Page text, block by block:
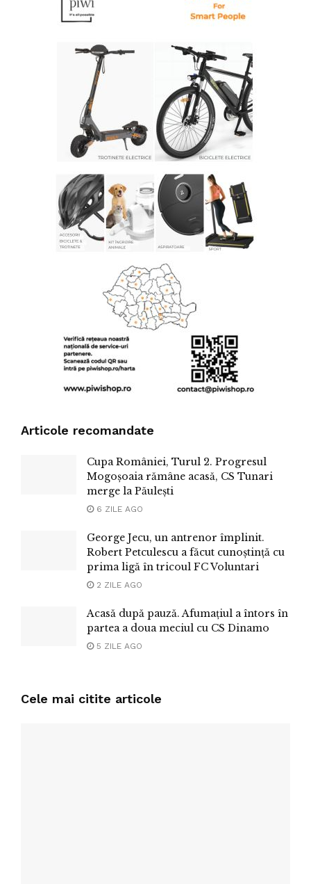
Articole recomandate
Cupa României, Turul 2. Progresul
Mogoșoaia rămâne acasă, CS Tunari
merge la Păulești
6 ZILE AGO
George Jecu, un antrenor împlinit.
Robert Petculescu a făcut cunoștință cu
prima ligă în tricoul FC Voluntari
2 ZILE AGO
Acasă după pauză. Afumațiul a întors în
partea a doua meciul cu CS Dinamo
5 ZILE AGO
Cele mai citite articole